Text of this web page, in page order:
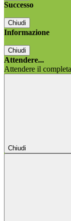
Successo
Chiudi
Informazione
Chiudi
Attendere...
Attendere il
Chiudi